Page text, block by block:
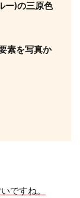
ー)の三原色
素を写真か
ですね。